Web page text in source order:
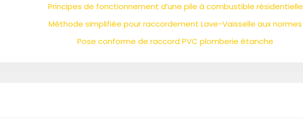
Principes de fonctionnement d’une pile à combustible résidentielle
Méthode simplifiée pour raccordement Lave-Vaisselle aux normes
Pose conforme de raccord PVC plomberie étanche